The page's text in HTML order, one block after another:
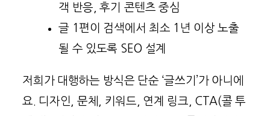
객 반응, 후기 콘텐츠 중심
글 1편이 검색에서 최소 1년 이상 노출
될 수 있도록 SEO 설계
저희가 대행하는 방식은 단순 ‘글쓰기’가 아니에
요. 디자인, 문체, 키워드, 연계 링크, CTA(콜 투